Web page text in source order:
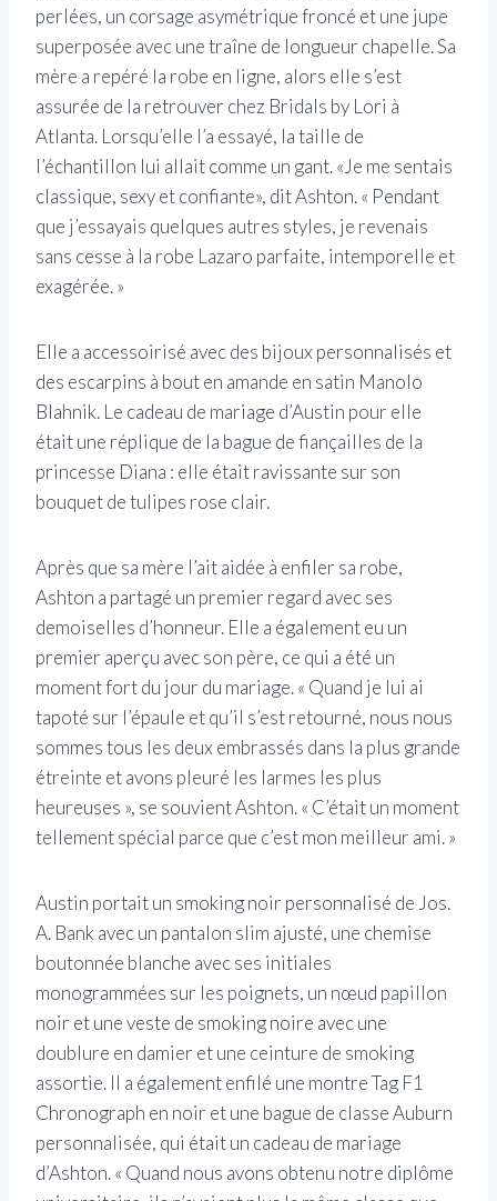
perlées, un corsage asymétrique froncé et une jupe
superposée avec une traîne de longueur chapelle. Sa
mère a repéré la robe en ligne, alors elle s’est
assurée de la retrouver chez Bridals by Lori à
Atlanta. Lorsqu’elle l’a essayé, la taille de
l’échantillon lui allait comme un gant. «Je me sentais
classique, sexy et confiante», dit Ashton. « Pendant
que j’essayais quelques autres styles, je revenais
sans cesse à la robe Lazaro parfaite, intemporelle et
exagérée. »
Elle a accessoirisé avec des bijoux personnalisés et
des escarpins à bout en amande en satin Manolo
Blahnik. Le cadeau de mariage d’Austin pour elle
était une réplique de la bague de fiançailles de la
princesse Diana : elle était ravissante sur son
bouquet de tulipes rose clair.
Après que sa mère l’ait aidée à enfiler sa robe,
Ashton a partagé un premier regard avec ses
demoiselles d’honneur. Elle a également eu un
premier aperçu avec son père, ce qui a été un
moment fort du jour du mariage. « Quand je lui ai
tapoté sur l’épaule et qu’il s’est retourné, nous nous
sommes tous les deux embrassés dans la plus grande
étreinte et avons pleuré les larmes les plus
heureuses », se souvient Ashton. « C’était un moment
tellement spécial parce que c’est mon meilleur ami. »
Austin portait un smoking noir personnalisé de Jos.
A. Bank avec un pantalon slim ajusté, une chemise
boutonnée blanche avec ses initiales
monogrammées sur les poignets, un nœud papillon
noir et une veste de smoking noire avec une
doublure en damier et une ceinture de smoking
assortie. Il a également enfilé une montre Tag F1
Chronograph en noir et une bague de classe Auburn
personnalisée, qui était un cadeau de mariage
d’Ashton. « Quand nous avons obtenu notre diplôme